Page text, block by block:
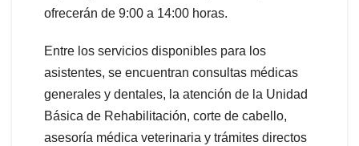
ofrecerán de 9:00 a 14:00 horas.
Entre los servicios disponibles para los
asistentes, se encuentran consultas médicas
generales y dentales, la atención de la Unidad
Básica de Rehabilitación, corte de cabello,
asesoría médica veterinaria y trámites directos